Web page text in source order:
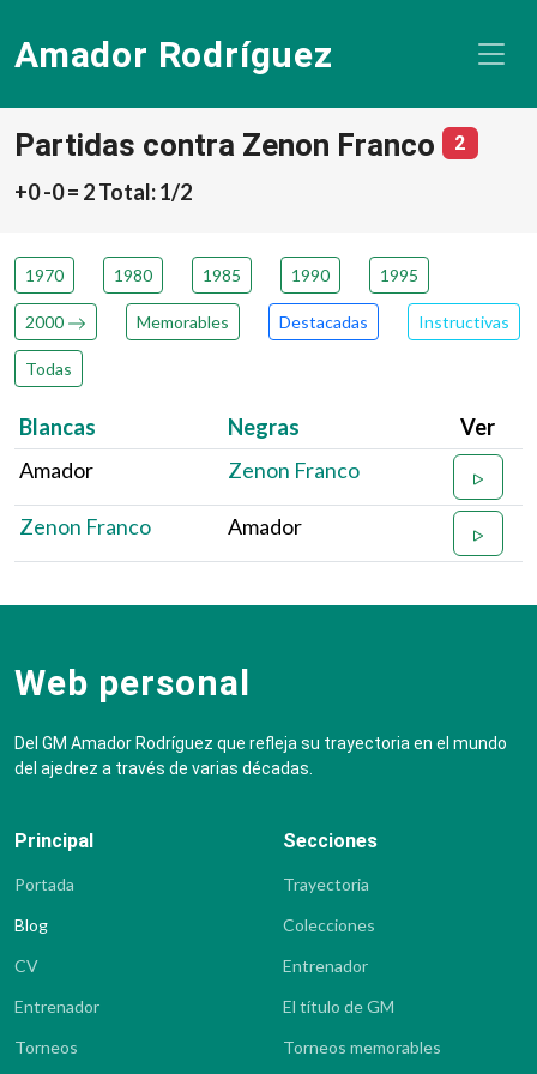
Amador Rodríguez
Partidas contra Zenon Franco 2
+0 -0 = 2 Total: 1/2
1970 1980 1985 1990 1995
2000 Memorables Destacadas Instructivas
Todas
Blancas Negras
Ver
Amador
Zenon Franco
Zenon Franco Amador
Web personal
Del GM Amador Rodríguez que refleja su trayectoria en el mundo
del ajedrez a través de varias décadas.
Principal
Portada
Blog
CV
Entrenador
Torneos
Secciones
Trayectoria
Colecciones
Entrenador
El título de GM
Torneos memorables